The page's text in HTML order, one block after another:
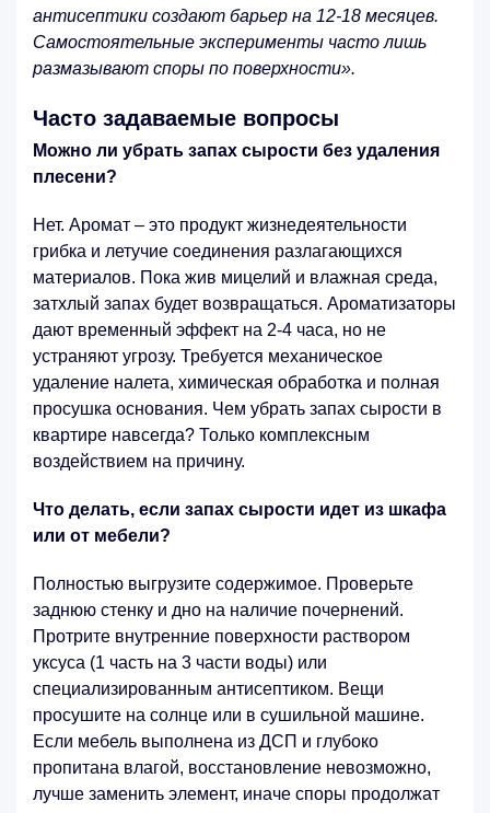
антисептики создают барьер на 12-18 месяцев.
Самостоятельные эксперименты часто лишь
размазывают споры по поверхности».
Часто задаваемые вопросы
Можно ли убрать запах сырости без удаления
плесени?
Нет. Аромат – это продукт жизнедеятельности
грибка и летучие соединения разлагающихся
материалов. Пока жив мицелий и влажная среда,
затхлый запах будет возвращаться. Ароматизаторы
дают временный эффект на 2-4 часа, но не
устраняют угрозу. Требуется механическое
удаление налета, химическая обработка и полная
просушка основания. Чем убрать запах сырости в
квартире навсегда? Только комплексным
воздействием на причину.
Что делать, если запах сырости идет из шкафа
или от мебели?
Полностью выгрузите содержимое. Проверьте
заднюю стенку и дно на наличие почернений.
Протрите внутренние поверхности раствором
уксуса (1 часть на 3 части воды) или
специализированным антисептиком. Вещи
просушите на солнце или в сушильной машине.
Если мебель выполнена из ДСП и глубоко
пропитана влагой, восстановление невозможно,
лучше заменить элемент, иначе споры продолжат